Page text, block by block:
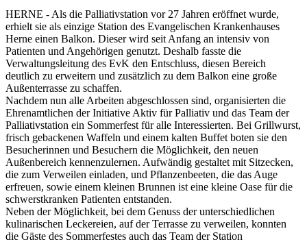
HERNE - Als die Palliativstation vor 27 Jahren eröffnet wurde,
erhielt sie als einzige Station des Evangelischen Krankenhauses
Herne einen Balkon. Dieser wird seit Anfang an intensiv von
Patienten und Angehörigen genutzt. Deshalb fasste die
Verwaltungsleitung des EvK den Entschluss, diesen Bereich
deutlich zu erweitern und zusätzlich zu dem Balkon eine große
Außenterrasse zu schaffen.
Nachdem nun alle Arbeiten abgeschlossen sind, organisierten die
Ehrenamtlichen der Initiative Aktiv für Palliativ und das Team der
Palliativstation ein Sommerfest für alle Interessierten. Bei Grillwurst,
frisch gebackenen Waffeln und einem kalten Buffet boten sie den
Besucherinnen und Besuchern die Möglichkeit, den neuen
Außenbereich kennenzulernen. Aufwändig gestaltet mit Sitzecken,
die zum Verweilen einladen, und Pflanzenbeeten, die das Auge
erfreuen, sowie einem kleinen Brunnen ist eine kleine Oase für die
schwerstkranken Patienten entstanden.
Neben der Möglichkeit, bei dem Genuss der unterschiedlichen
kulinarischen Leckereien, auf der Terrasse zu verweilen, konnten
die Gäste des Sommerfestes auch das Team der Station